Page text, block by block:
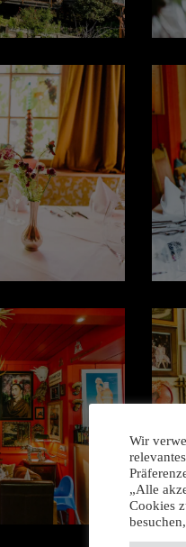
Wir
„Alle
Cookies